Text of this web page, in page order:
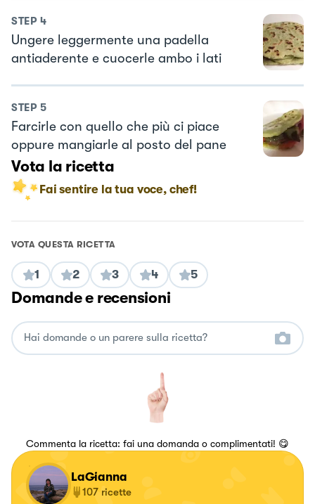
STEP 4
Ungere leggermente una padella
antiaderente e cuocerle ambo i lati
STEP 5
Farcirle con quello che più ci piace
oppure mangiarle al posto del pane
Vota la ricetta
Fai sentire la tua voce, chef!
VOTA QUESTA RICETTA
1 2 3 4 5
Domande e recensioni
Commenta la ricetta: fai una domanda o complimentati! 😋
LaGianna
107 ricette